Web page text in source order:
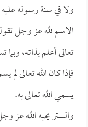
ولا في سنة رسوله
الاسم لله عز وجل تقول
تعالى أعلم بذاته،
فإذا كان الله تعالى
يسمي الله تعالى به.
والستر يحبه الله عز